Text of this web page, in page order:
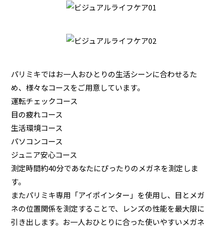
パリミキではお一人おひとりの生活シーンに合わせるた
め、様々なコースをご用意しています。
運転チェックコース
目の疲れコース
生活環境コース
パソコンコース
ジュニア安心コース
測定時間約40分であなたにぴったりのメガネを測定しま
す。
またパリミキ専用「アイポインター」を使用し、目とメガ
ネの位置関係を測定することで、レンズの性能を最大限に
引き出します。お一人おひとりに合った使いやすいメガネ